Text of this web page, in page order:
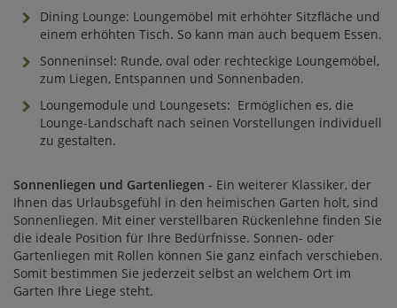
Dining Lounge: Loungemöbel mit erhöhter Sitzfläche und
einem erhöhten Tisch. So kann man auch bequem Essen.
Sonneninsel: Runde, oval oder rechteckige Loungemöbel,
zum Liegen, Entspannen und Sonnenbaden.
Loungemodule und Loungesets: Ermöglichen es, die
Lounge-Landschaft nach seinen Vorstellungen individuell
zu gestalten.
Sonnenliegen und Gartenliegen - Ein weiterer Klassiker, der
Ihnen das Urlaubsgefühl in den heimischen Garten holt, sind
Sonnenliegen. Mit einer verstellbaren Rückenlehne finden Sie
die ideale Position für Ihre Bedürfnisse. Sonnen- oder
Gartenliegen mit Rollen können Sie ganz einfach verschieben.
Somit bestimmen Sie jederzeit selbst an welchem Ort im
Garten Ihre Liege steht.